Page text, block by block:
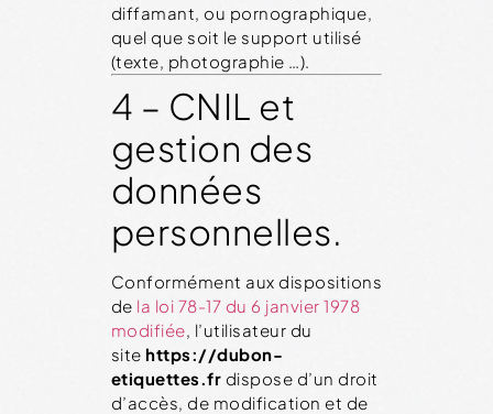
diffamant, ou pornographique,
quel que soit le support utilisé
(texte, photographie …).
4 – CNIL et
gestion des
données
personnelles.
Conformément aux dispositions
de la loi 78-17 du 6 janvier 1978
modifiée, l’utilisateur du
site https://dubon-
etiquettes.fr dispose d’un droit
d’accès, de modification et de